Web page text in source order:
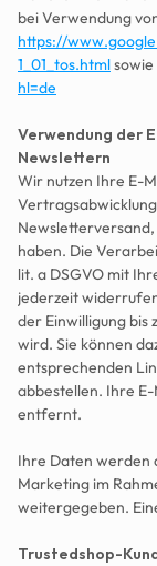
https://
1_01_tos.html
hl=de
Verwendung der
Newslettern
Wir nutzen Ihre E-
haben. Die
lit. a DSGVO mit
jederzeit
der Einwilligung
wird. Sie können
entsprechenden
abbestellen. Ihre
entfernt.
Ihre Daten werden
Marketing im
weitergegeben.
Trustedshop-